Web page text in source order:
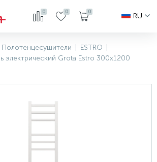
0 0 0
RU
Полотенцесушители ESTRO
электрический Grota Estro 300x1200